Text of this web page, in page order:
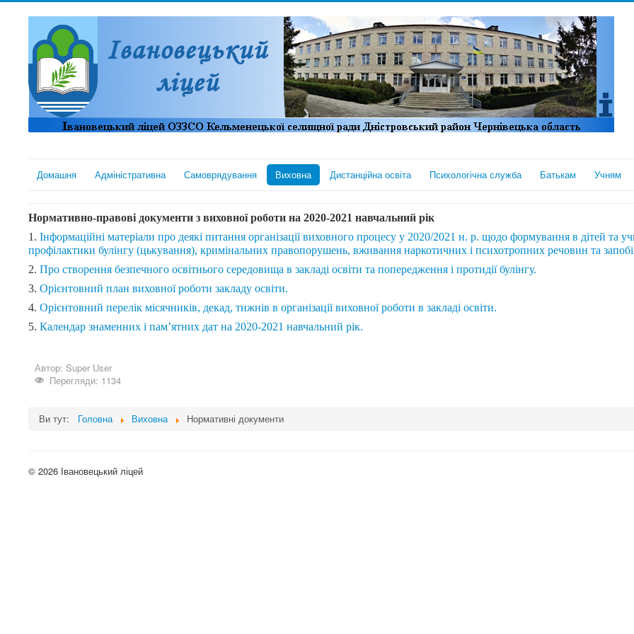
Домашня Адміністративна Самоврядування Виховна Дистанційна освіта Психологічна служба Батькам Учням
Нормативно-правові документи з виховної роботи на 2020-2021 навчальний рік
1. Інформаційні матеріали про деякі питання організації виховного процесу у 2020/2021 н. р. щодо формування в дітей та
профілактики булінгу (цькування), кримінальних правопорушень, вживання наркотичних і психотропних речовин та
2. Про створення безпечного освітнього середовища в закладі освіти та попередження і протидії булінгу.
3. Орієнтовний план виховної роботи закладу освіти.
4. Орієнтовний перелік місячників, декад, тижнів в організації виховної роботи в закладі освіти.
5. Календар знаменних і пам’ятних дат на 2020-2021 навчальний рік.
Автор: Super User
Перегляди: 1134
Ви тут: Головна Виховна Нормативні документи
© 2026 Івановецький ліцей